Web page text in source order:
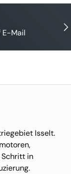
E-Mail
Isselt.
Schritt in